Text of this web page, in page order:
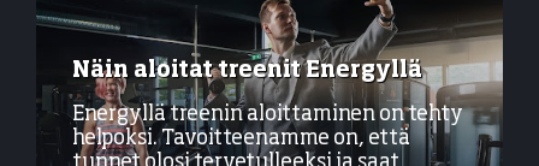
Näin aloitat treenit Energyllä
Energyllä treenin aloittaminen on tehty
helpoksi. Tavoitteenamme on, että